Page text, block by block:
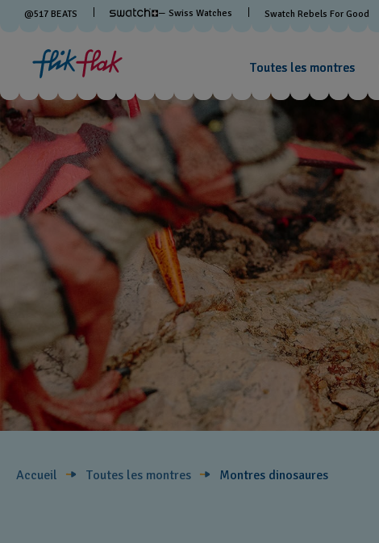
@517 BEATS — Swiss Watches Swatch Rebels For Good
Toutes les montres
Accueil Toutes les montres Montres dinosaures